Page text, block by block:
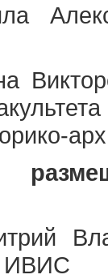
ИВИС